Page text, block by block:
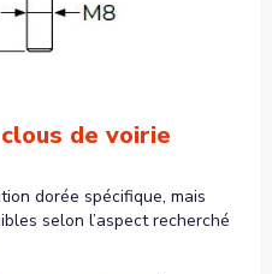
de voirie
dorée spécifique, mais
selon l’aspect recherché